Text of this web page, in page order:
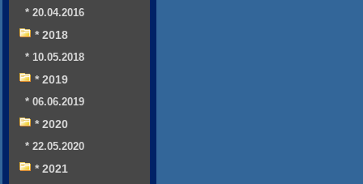
* 20.04.2016
* 2018
* 10.05.2018
* 2019
* 06.06.2019
* 2020
* 22.05.2020
* 2021